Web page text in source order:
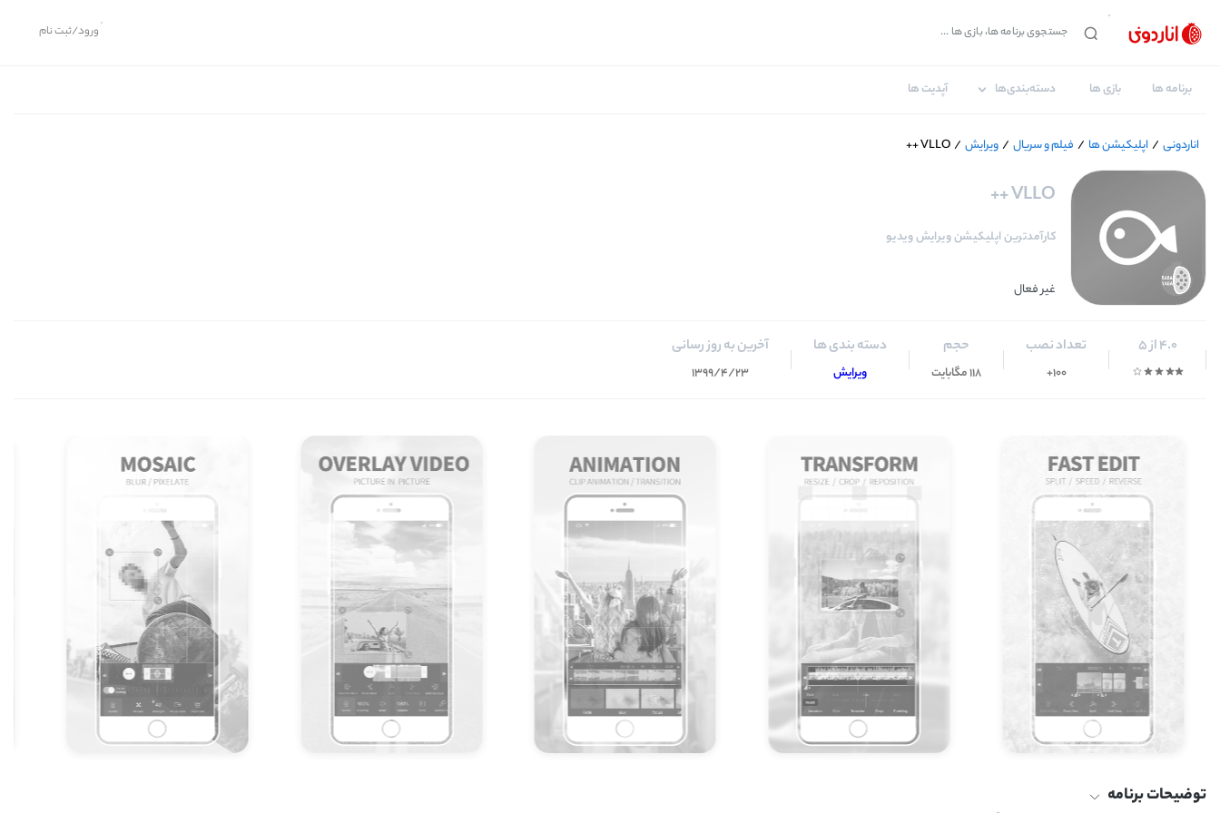
ورود/ثبت نام
برنامه ها بازی ها دسته‌بندی‌ها آپدیت ها
اناردونی / اپلیکیشن ها / فیلم و سریال /ویرایش /
VLLO ++
VLLO ++
کارآمدترین اپلیکیشن ویرایش ویدیو
غیر فعال
4.0 از 5 تعداد نصب
100+
حجم
118 مگابایت
دسته بندی ها
ویرایش
آخرین به روز رسانی
1399/4/23
توضیحات برنامه